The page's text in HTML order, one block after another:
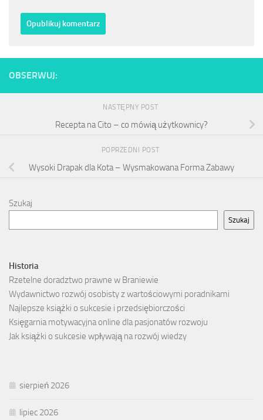
OBSERWUJ:
NASTĘPNY POST
Recepta na Cito – co mówią użytkownicy?
POPRZEDNI POST
Wysoki Drapak dla Kota – Wysmakowana Forma Zabawy
Szukaj
Szukaj
Historia
Rzetelne doradztwo prawne w Braniewie
Wydawnictwo rozwój osobisty z wartościowymi poradnikami
Najlepsze książki o sukcesie i przedsiębiorczości
Księgarnia motywacyjna online dla pasjonatów rozwoju
Jak książki o sukcesie wpływają na rozwój wiedzy
sierpień 2026
lipiec 2026